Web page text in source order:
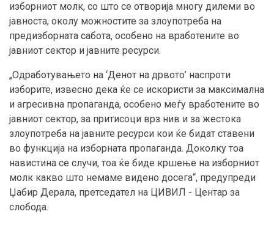
изборниот молк, со што се отворија многу дилеми во
јавноста, околу можностите за злоупотреба на
предизборната сабота, особено на вработените во
јавниот сектор и јавните ресурси.
„Одработувањето на ‘Денот на дрвото’ наспроти
изборите, извесно дека ќе се искористи за максимална
и агресивна пропаганда, особено меѓу вработените во
јавниот сектор, за притисоци врз нив и за жестока
злоупотреба на јавните ресурси кои ќе бидат ставени
во функција на изборната пропаганда. Доколку тоа
навистина се случи, тоа ќе биде кршење на изборниот
молк какво што немаме видено досега“, предупреди
Џабир Дерала, претседател на ЦИВИЛ - Центар за
слобода.